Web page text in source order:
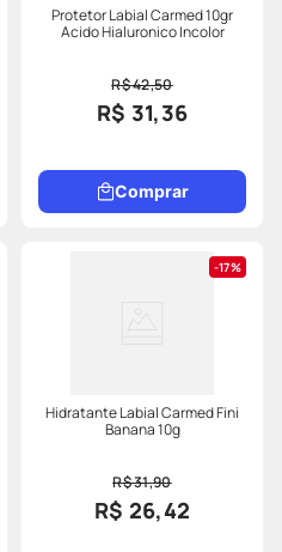
Protetor Labial Carmed 10gr
Acido Hialuronico Incolor
R$ 42,50
R$ 31,36
Comprar
17%
Hidratante Labial Carmed Fini
Banana 10g
R$ 31,90
R$ 26,42